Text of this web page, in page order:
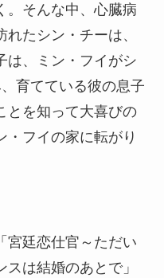
。そんな中、心臓病
たシン・チーは、
は、ミン・フイがシ
育てている彼の息子
とを知って大喜びの
・フイの家に転がり
宮廷恋仕官～ただい
は結婚のあとで」